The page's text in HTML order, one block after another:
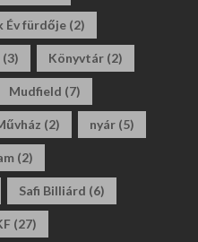
Év fürdője (2)
(3) Könyvtár (2)
Mudfield (7)
(2) nyár (5)
(2)
Safi Billiárd (6)
(27)